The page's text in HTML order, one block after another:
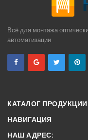
Всё для монтажа
автоматизации
КАТАЛОГ ПРОДУКЦИИ
НАВИГАЦИЯ
НАШ АДРЕС: